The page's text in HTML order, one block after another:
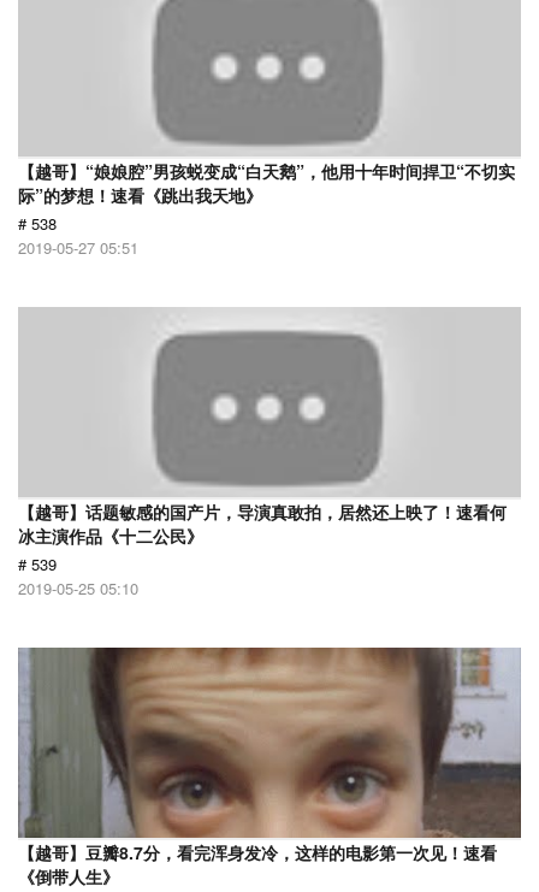
【越哥】“娘娘腔”男孩蜕变成“白天鹅”，他用十年时间捍卫“不切实
际”的梦想！速看《跳出我天地》
# 538
2019-05-27 05:51
【越哥】话题敏感的国产片，导演真敢拍，居然还上映了！速看何
冰主演作品《十二公民》
# 539
2019-05-25 05:10
【越哥】豆瓣8.7分，看完浑身发冷，这样的电影第一次见！速看
《倒带人生》